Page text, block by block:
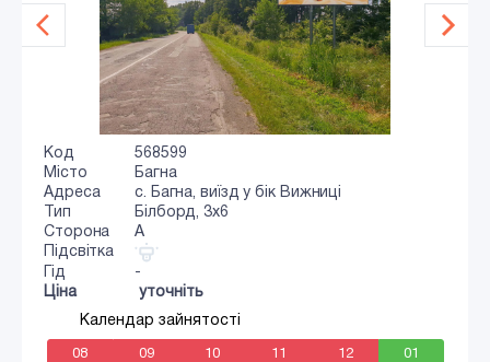
Код
568599
Місто
Багна
Адреса
с. Багна, виїзд у бік Вижниці
Тип
Білборд, 3x6
Сторона
A
Підсвітка
Гід
-
Ціна
уточніть
Календар зайнятості
08 09 10 11 12 01